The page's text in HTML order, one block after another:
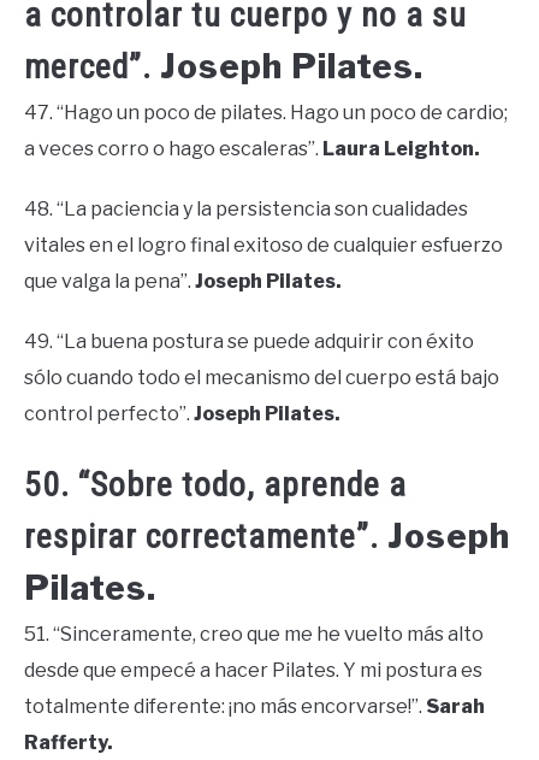
a controlar tu cuerpo y no a su
merced”. Joseph Pilates.
47. “Hago un poco de pilates. Hago un poco de cardio;
a veces corro o hago escaleras”. Laura Leighton.
48. “La paciencia y la persistencia son cualidades
vitales en el logro final exitoso de cualquier esfuerzo
que valga la pena”. Joseph Pilates.
49. “La buena postura se puede adquirir con éxito
sólo cuando todo el mecanismo del cuerpo está bajo
control perfecto”. Joseph Pilates.
50. “Sobre todo, aprende a
respirar correctamente”. Joseph
Pilates.
51. “Sinceramente, creo que me he vuelto más alto
desde que empecé a hacer Pilates. Y mi postura es
totalmente diferente: ¡no más encorvarse!”. Sarah
Rafferty.